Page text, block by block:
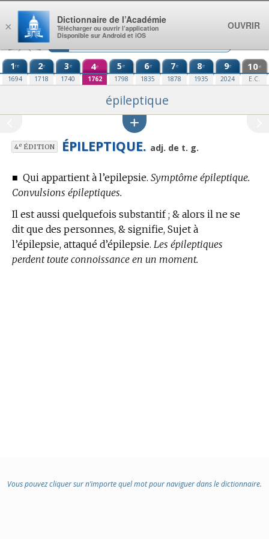
Aller au contenu
1re
1694
2e
1718
3e
1740
4e
1762
5e
1798
6e
1835
7e
1878
8e
1935
9e
2024
10e
E.C.
épileptique
4eÉDITION ÉPILEPTIQUE. adj. de t. g.
■ Qui appartient à l’epilepsie. Symptôme épileptique.
Convulsions épileptiques.
Il est aussi quelquefois substantif ; & alors il ne se
dit que des personnes, & signifie, Sujet à
l’épilepsie, attaqué d’épilepsie. Les épileptiques
perdent toute connoissance en un moment.
Vous pouvez cliquer sur n’importe quel mot pour naviguer dans le dictionnaire.
×
Dictionnaire de l’Académie
Télécharger ou ouvrir l’application
Disponible sur Android et iOS
OUVRIR